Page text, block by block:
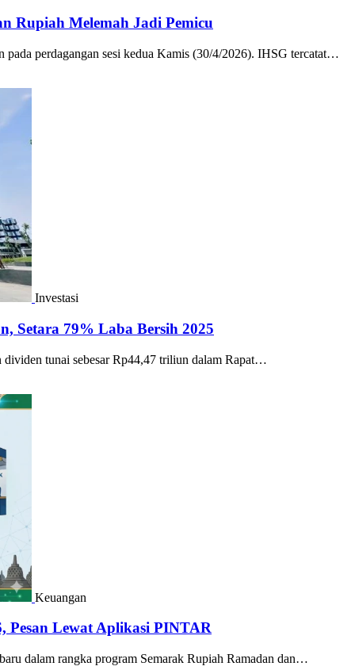
Rupiah Melemah Jadi Pemicu
perdagangan sesi kedua Kamis (30/4/2026). IHSG tercatat…
Investasi
Setara 79% Laba Bersih 2025
tunai sebesar Rp44,47 triliun dalam Rapat…
Keuangan
Lewat Aplikasi PINTAR
dalam rangka program Semarak Rupiah Ramadan dan…